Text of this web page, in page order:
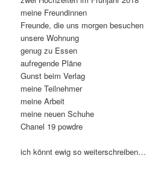
meine Freundinnen
Freunde, die uns morgen besuchen
unsere Wohnung
genug zu Essen
aufregende Pläne
Gunst beim Verlag
meine Teilnehmer
meine Arbeit
meine neuen Schuhe
Chanel 19 powdre
ich könnt ewig so weiterschreiben…